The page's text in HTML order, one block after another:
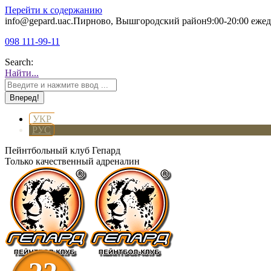
Перейти к содержанию
info@gepard.uaс.Пирново, Вышгородский район9:00-20:00
098 111-99-11
Search:
Найти...
УКР
РУС
Пейнтбольный клуб Гепард
Только качественный адреналин